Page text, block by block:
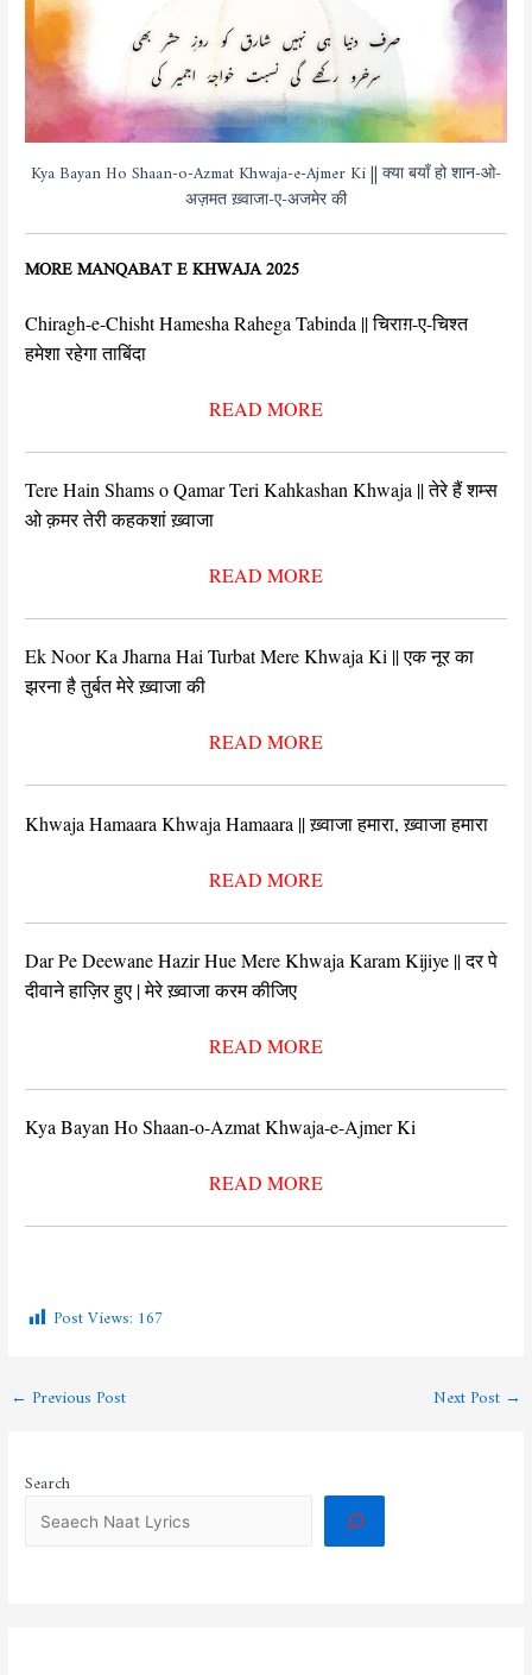
Kya Bayan Ho Shaan-o-Azmat Khwaja-e-Ajmer Ki || क्या बयाँ हो शान-ओ-
अज़मत ख़्वाजा-ए-अजमेर की
MORE MANQABAT E KHWAJA 2025
Chiragh-e-Chisht Hamesha Rahega Tabinda || चिराग़-ए-चिश्त
हमेशा रहेगा ताबिंदा
READ MORE
Tere Hain Shams o Qamar Teri Kahkashan Khwaja || तेरे हैं शम्स
ओ क़मर तेरी कहकशां ख़्वाजा
READ MORE
Ek Noor Ka Jharna Hai Turbat Mere Khwaja Ki || एक नूर का
झरना है तुर्बत मेरे ख़्वाजा की
READ MORE
Khwaja Hamaara Khwaja Hamaara || ख़्वाजा हमारा, ख़्वाजा हमारा
READ MORE
Dar Pe Deewane Hazir Hue Mere Khwaja Karam Kijiye || दर पे
दीवाने हाज़िर हुए | मेरे ख़्वाजा करम कीजिए
READ MORE
Kya Bayan Ho Shaan-o-Azmat Khwaja-e-Ajmer Ki
READ MORE
Post Views:167
← Previous Post Next Post→
Search